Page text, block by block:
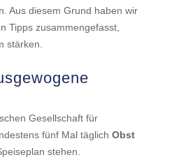
Aus diesem Grund haben wir
Tipps zusammengefasst,
stärken.
Gesellschaft für
fünf Mal täglich Obst
stehen.